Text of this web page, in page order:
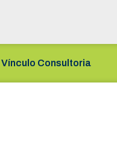
Vínculo Consultoria